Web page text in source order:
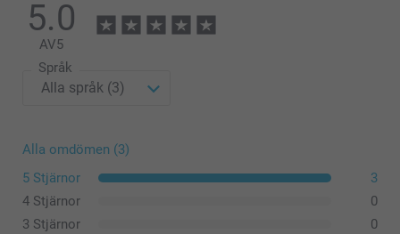
5.0
AV5
Språk
Alla omdömen (3)
5 Stjärnor
3
4 Stjärnor
0
3 Stjärnor
0